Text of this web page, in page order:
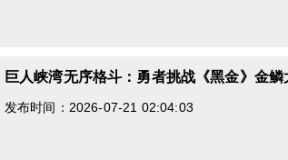
巨人峡湾无序格斗：勇者挑战《黑金》金
发布时间：2026-07-21 02:04:03